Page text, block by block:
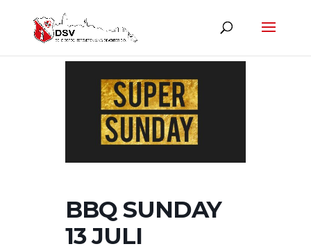
BBQ SUNDAY
13 JULI